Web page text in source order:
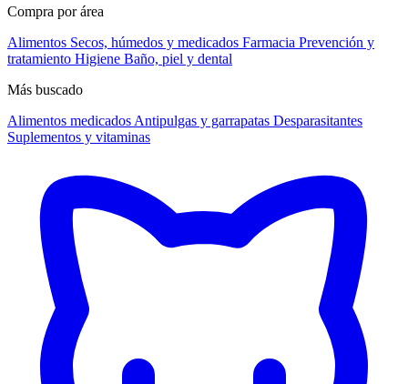
Compra por área
Alimentos Secos, húmedos y medicados Farmacia Prevención y
tratamiento Higiene Baño, piel y dental
Más buscado
Alimentos medicados Antipulgas y garrapatas Desparasitantes
Suplementos y vitaminas